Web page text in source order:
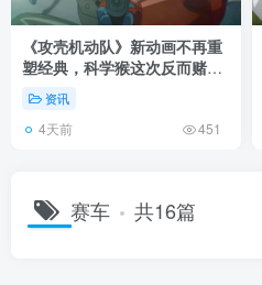
《攻壳机动队》新动画不再重
塑经典，科学猴这次反而赌对
了！资讯
4天前 451
赛车 共16篇